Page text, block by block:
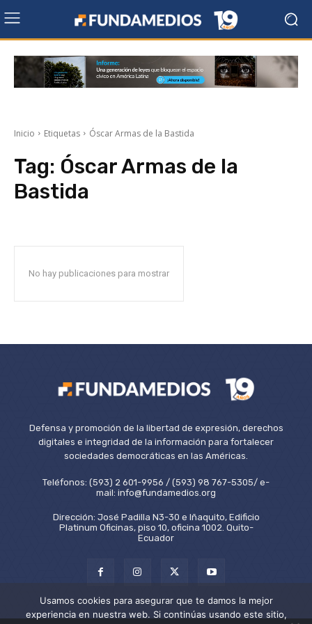
Inicio Etiquetas Óscar Armas de la Bastida
Tag: Óscar Armas de la
Bastida
No hay publicaciones para mostrar
Defensa y promoción de la libertad de expresión, derechos
digitales e integridad de la información para fortalecer
sociedades democráticas en las Américas.
Teléfonos: (593) 2 601-9956 / (593) 98 767-5305/ e-
mail: info@fundamedios.org
Dirección: José Padilla N3-30 e Iñaquito, Edificio
Platinum Oficinas, piso 10, oficina 1002. Quito-
Ecuador
Usamos cookies para asegurar que te damos la mejor
experiencia en nuestra web. Si continúas usando este sitio,